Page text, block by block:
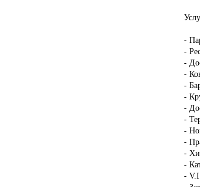
-
-
-
-
-
-
-
-
-
-
-
-
-